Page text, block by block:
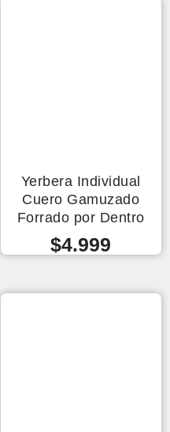
Yerbera Individual
Cuero Gamuzado
Forrado por Dentro
$4.999